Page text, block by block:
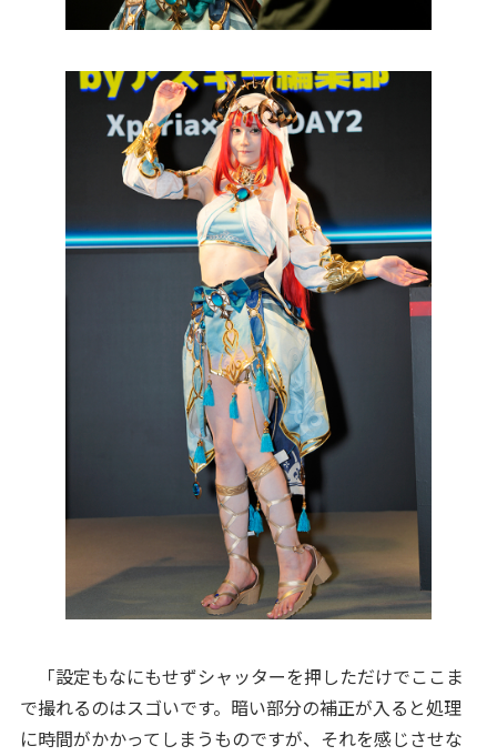
「設定もなにもせずシャッターを押しただけでここま
で撮れるのはスゴいです。暗い部分の補正が入ると処理
に時間がかかってしまうものですが、それを感じさせな